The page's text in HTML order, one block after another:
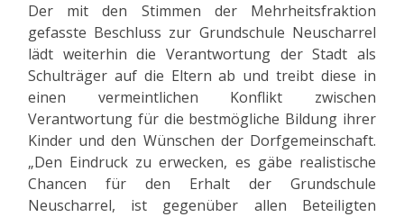
Der mit den Stimmen der Mehrheitsfraktion
gefasste Beschluss zur Grundschule Neuscharrel
lädt weiterhin die Verantwortung der Stadt als
Schulträger auf die Eltern ab und treibt diese in
einen vermeintlichen Konflikt zwischen
Verantwortung für die bestmögliche Bildung ihrer
Kinder und den Wünschen der Dorfgemeinschaft.
„Den Eindruck zu erwecken, es gäbe realistische
Chancen für den Erhalt der Grundschule
Neuscharrel, ist gegenüber allen Beteiligten